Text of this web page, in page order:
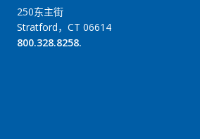
250东主街
Stratford，CT 06614
800.328.8258.